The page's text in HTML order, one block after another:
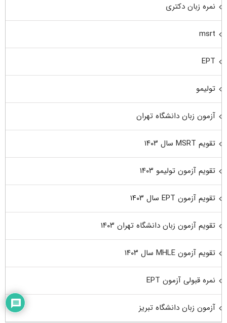
نمره زبان دکتری
msrt
EPT
تولیمو
آزمون زبان دانشگاه تهران
تقویم MSRT سال ۱۴۰۳
تقویم آزمون تولیمو ۱۴۰۳
تقویم آزمون EPT سال ۱۴۰۳
تقویم آزمون زبان دانشگاه تهران ۱۴۰۳
تقویم آزمون MHLE سال ۱۴۰۳
نمره قبولی آزمون EPT
آزمون زبان دانشگاه تبریز